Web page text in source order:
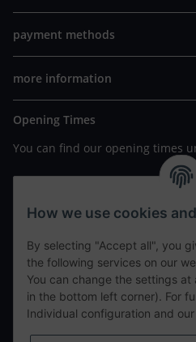
payment methods
more information
Opening Times
You can find our opening times
https://www.wannavapor.de/
your personal site
contact details
tweet
teilen
How we use cookies
By selecting "Accept all", you
the following services on our
You can change the settings
in the bottom left corner). For
Individual configuration and our